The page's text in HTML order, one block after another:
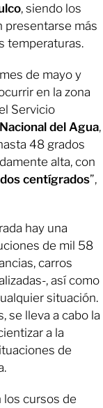
, siendo los
presentarse más
temperaturas.
de mayo y
en la zona
Servicio
del Agua,
48 grados
alta, con
centígrados”,
hay una
de mil 58
carros
, así como
situación.
se lleva a cabo la
a la
de
los cursos de